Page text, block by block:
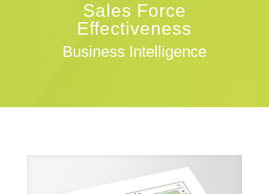
Sales Force
Effectiveness
Business Intelligence